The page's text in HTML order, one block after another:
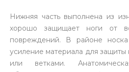
Нижняя часть выполнена из
хорошо защищает ноги от
повреждений. В районе
усиление материала для защиты
или ветками.